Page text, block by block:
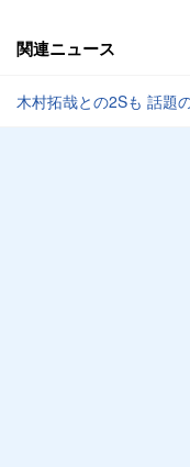
関連ニュース
木村拓哉との2Sも 話題